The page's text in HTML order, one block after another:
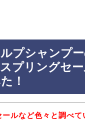
プシャンプ
プリングセ
！
ルなど色々と調べて